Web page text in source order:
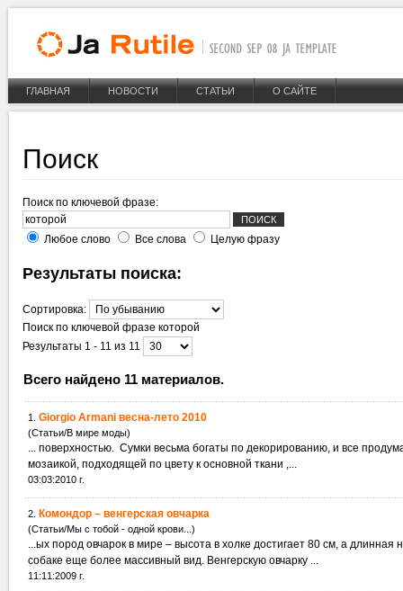
ГЛАВНАЯ НОВОСТИ СТАТЬИ О САЙТЕ
Поиск
Поиск по ключевой фразе:
Любое слово Все слова Целую фразу
Результаты поиска:
Сортировка:
Поиск по ключевой фразе которой
Результаты 1 - 11 из 11
Всего найдено 11 материалов.
1. Giorgio Armani весна-лето 2010
(Статьи/В мире моды)
... поверхностью. Сумки весьма богаты по декорированию, и все
мозаикой, подходящей по цвету к основной ткани ,...
03:03:2010 г.
2. Комондор – венгерская овчарка
(Статьи/Мы с тобой - одной крови...)
...ых пород овчарок в мире – высота в холке достигает 80 см, а
собаке еще более массивный вид. Венгерскую овчарку ...
11:11:2009 г.